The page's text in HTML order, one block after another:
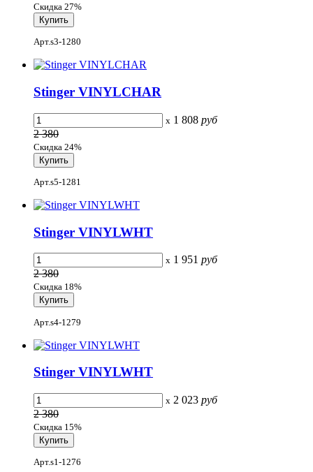
Скидка 27%
Арт.s3-1280
Stinger VINYLCHAR
x 1 808 руб
2 380
Скидка 24%
Арт.s5-1281
Stinger VINYLWHT
x 1 951 руб
2 380
Скидка 18%
Арт.s4-1279
Stinger VINYLWHT
x 2 023 руб
2 380
Скидка 15%
Арт.s1-1276